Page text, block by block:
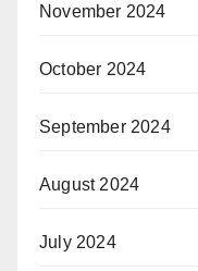
November 2024
October 2024
September 2024
August 2024
July 2024